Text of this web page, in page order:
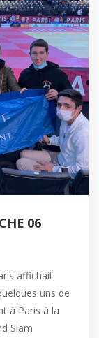
06
affichait
uns de
à Paris à la
Slam